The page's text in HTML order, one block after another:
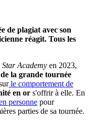
de plagiat avec son
réagit. Tous les
Star Academy en 2023,
la grande tournée
le comportement de
en or s'offrir à elle. En
personne pour
parties de sa tournée.